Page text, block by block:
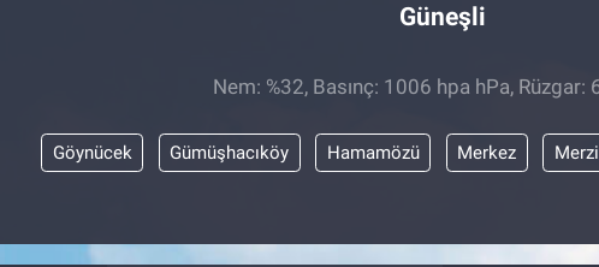
Güneşli
Nem: %32, Basınç: 1006 hpa hPa, Rüzgar:
Göynücek Gümüşhacıköy Hamamözü Merkez